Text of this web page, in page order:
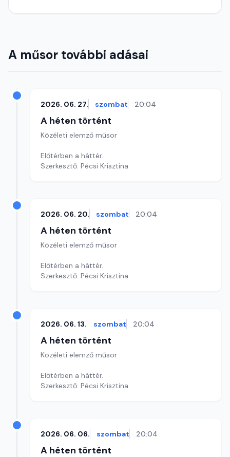
A műsor további adásai
2026. 06. 27. szombat 20:04
A héten történt
Közéleti elemző műsor
Előtérben a háttér.
Szerkesztő: Pécsi Krisztina
2026. 06. 20. szombat 20:04
A héten történt
Közéleti elemző műsor
Előtérben a háttér.
Szerkesztő: Pécsi Krisztina
2026. 06. 13. szombat 20:04
A héten történt
Közéleti elemző műsor
Előtérben a háttér.
Szerkesztő: Pécsi Krisztina
2026. 06. 06. szombat 20:04
A héten történt